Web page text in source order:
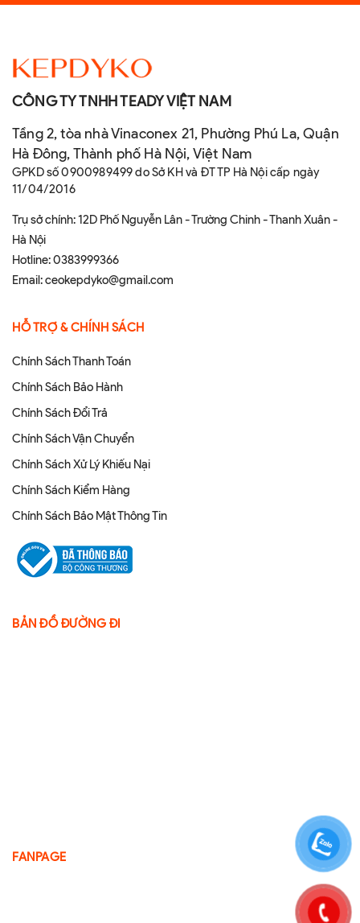
CÔNG TY TNHH TEADY VIỆT NAM
Tầng 2, tòa nhà Vinaconex 21, Phường Phú La, Quận
Hà Đông, Thành phố Hà Nội, Việt Nam
GPKD số 0900989499 do Sở KH và ĐT TP Hà Nội cấp ngày
11/04/2016
Trụ sở chính: 12D Phố Nguyễn Lân - Trường Chinh - Thanh Xuân -
Hà Nội
Hotline:0383999366
Email:ceokepdyko@gmail.com
HỖ TRỢ & CHÍNH SÁCH
Chính Sách Thanh Toán
Chính Sách Bảo Hành
Chính Sách Đổi Trả
Chính Sách Vận Chuyển
Chính Sách Xử Lý Khiếu Nại
Chính Sách Kiểm Hàng
Chính Sách Bảo Mật Thông Tin
BẢN ĐỒ ĐƯỜNG ĐI
FANPAGE